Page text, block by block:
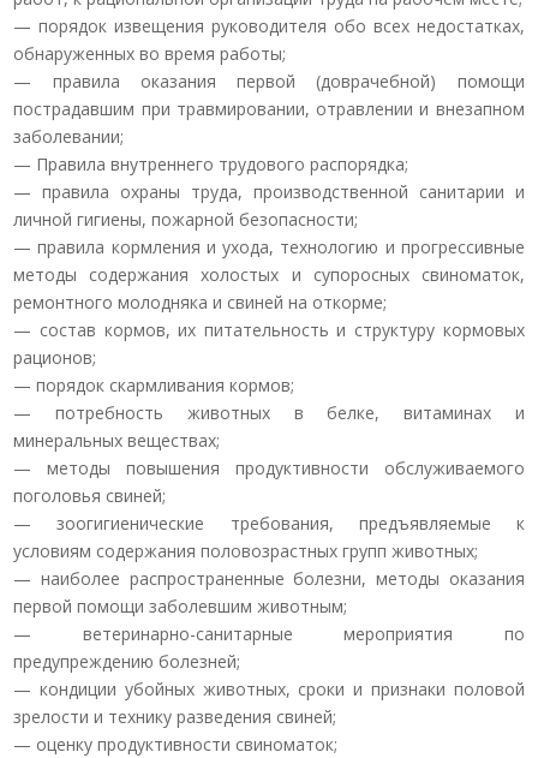
— порядок извещения руководителя обо всех недостатках,
обнаруженных во время работы;
— правила оказания первой (доврачебной) помощи
пострадавшим при травмировании, отравлении и внезапном
заболевании;
— Правила внутреннего трудового распорядка;
— правила охраны труда, производственной санитарии и
личной гигиены, пожарной безопасности;
— правила кормления и ухода, технологию и прогрессивные
методы содержания холостых и супоросных свиноматок,
ремонтного молодняка и свиней на откорме;
— состав кормов, их питательность и структуру кормовых
рационов;
— порядок скармливания кормов;
— потребность животных в белке, витаминах и
минеральных веществах;
— методы повышения продуктивности обслуживаемого
поголовья свиней;
— зоогигиенические требования, предъявляемые к
условиям содержания половозрастных групп животных;
— наиболее распространенные болезни, методы оказания
первой помощи заболевшим животным;
— ветеринарно-санитарные мероприятия по
предупреждению болезней;
— кондиции убойных животных, сроки и признаки половой
зрелости и технику разведения свиней;
— оценку продуктивности свиноматок;